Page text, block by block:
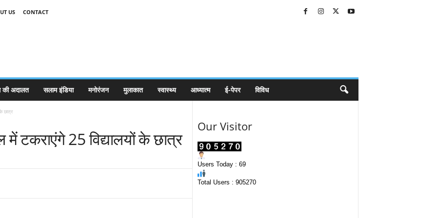
US
CONTACT
की अदालत सलाम इंडिया मनोरंजन मुलाकात स्वास्थ्य आध्यात्म ई-पेपर विविध
छात्र
टकराएंगे 25 विद्यालयों के छात्र
Our Visitor
Users Today : 69
Total Users : 905270